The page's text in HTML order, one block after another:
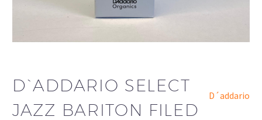
D`ADDARIO SELECT
JAZZ BARITON FILED
D´addario